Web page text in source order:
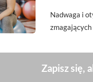
Nadwaga i
zmagających
Zapisz się,